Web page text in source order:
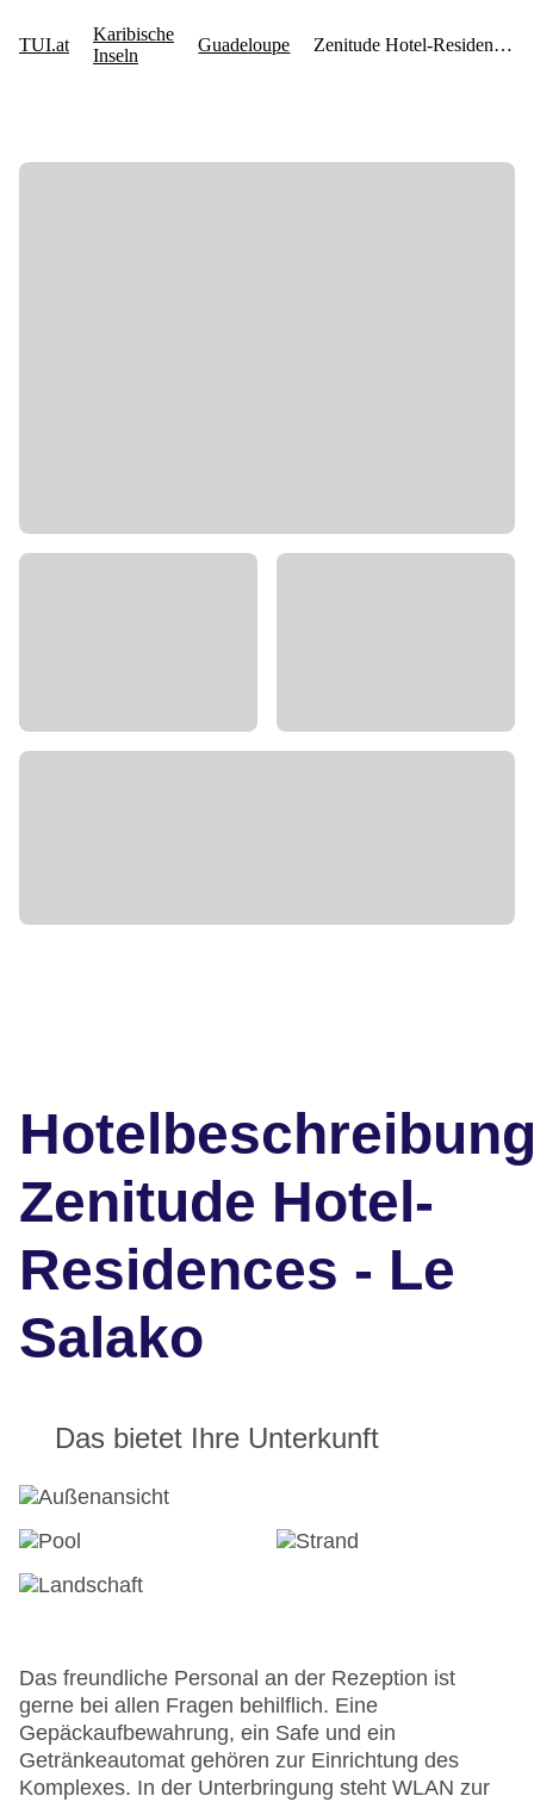
Zenitude Hotel-
Residences - Le
Salako
Das bietet Ihre Unterkunft
Das freundliche Personal an der Rezeption ist
gerne bei allen Fragen behilflich. Eine
Gepäckaufbewahrung, ein Safe und ein
Getränkeautomat gehören zur Einrichtung des
Komplexes. In der Unterbringung steht WLAN zur